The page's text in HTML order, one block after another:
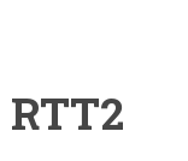
RTT2